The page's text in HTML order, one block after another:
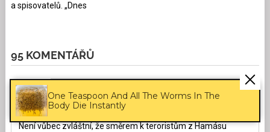
a spisovatelů. „Dnes
95 KOMENTÁŘŮ
Jiří 9.12.2023 09:28:19
Není vůbec zvláštní, že směrem k teroristům z Hamásu
One Teaspoon And All The Worms In The
Body Die Instantly